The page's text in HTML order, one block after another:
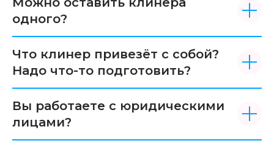
одного?
Что клинер привезёт с собой?
Надо что-то подготовить?
Вы работаете с юридическими
лицами?